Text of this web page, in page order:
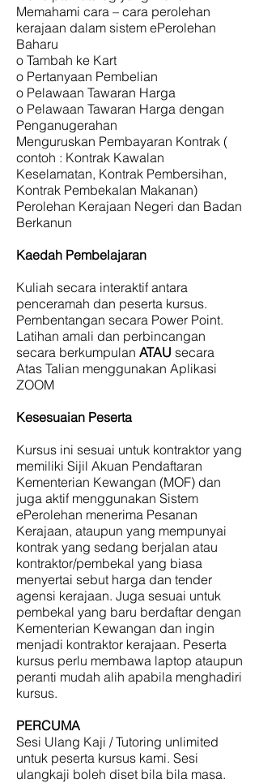
Memahami cara – cara perolehan
kerajaan dalam sistem ePerolehan
Baharu
o Tambah ke Kart
o Pertanyaan Pembelian
o Pelawaan Tawaran Harga
o Pelawaan Tawaran Harga dengan
Penganugerahan
Menguruskan Pembayaran Kontrak (
contoh : Kontrak Kawalan
Keselamatan, Kontrak Pembersihan,
Kontrak Pembekalan Makanan)
Perolehan Kerajaan Negeri dan Badan
Berkanun
Kaedah Pembelajaran
Kuliah secara interaktif antara
penceramah dan peserta kursus.
Pembentangan secara Power Point.
Latihan amali dan perbincangan
secara berkumpulan ATAU secara
Atas Talian menggunakan Aplikasi
ZOOM
Kesesuaian Peserta
Kursus ini sesuai untuk kontraktor yang
memiliki Sijil Akuan Pendaftaran
Kementerian Kewangan (MOF) dan
juga aktif menggunakan Sistem
ePerolehan menerima Pesanan
Kerajaan, ataupun yang mempunyai
kontrak yang sedang berjalan atau
kontraktor/pembekal yang biasa
menyertai sebut harga dan tender
agensi kerajaan. Juga sesuai untuk
pembekal yang baru berdaftar dengan
Kementerian Kewangan dan ingin
menjadi kontraktor kerajaan. Peserta
kursus perlu membawa laptop ataupun
peranti mudah alih apabila menghadiri
kursus.
PERCUMA
Sesi Ulang Kaji / Tutoring unlimited
untuk peserta kursus kami. Sesi
ulangkaji boleh diset bila bila masa.